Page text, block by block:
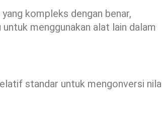
kompleks dengan benar,
menggunakan alat lain dalam
standar untuk mengonversi